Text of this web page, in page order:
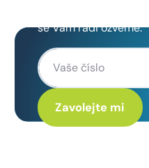
se Vám rádi ozveme.